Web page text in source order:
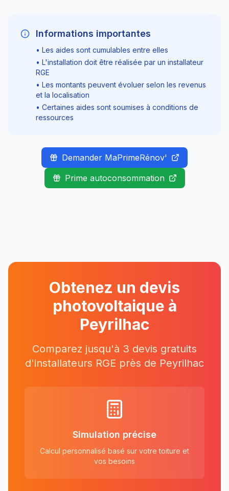
Informations importantes
• Les aides sont cumulables entre elles
• L'installation doit être réalisée par un installateur
RGE
• Les montants peuvent évoluer selon les revenus
et la localisation
• Certaines aides sont soumises à conditions de
ressources
Demander MaPrimeRénov'
Prime autoconsommation
Obtenez un devis
photovoltaique à
Peyrilhac
Comparez jusqu'à 3 devis gratuits
d'installateurs RGE près de Peyrilhac
Simulation précise
Calcul personnalisé basé sur votre toiture et
vos besoins